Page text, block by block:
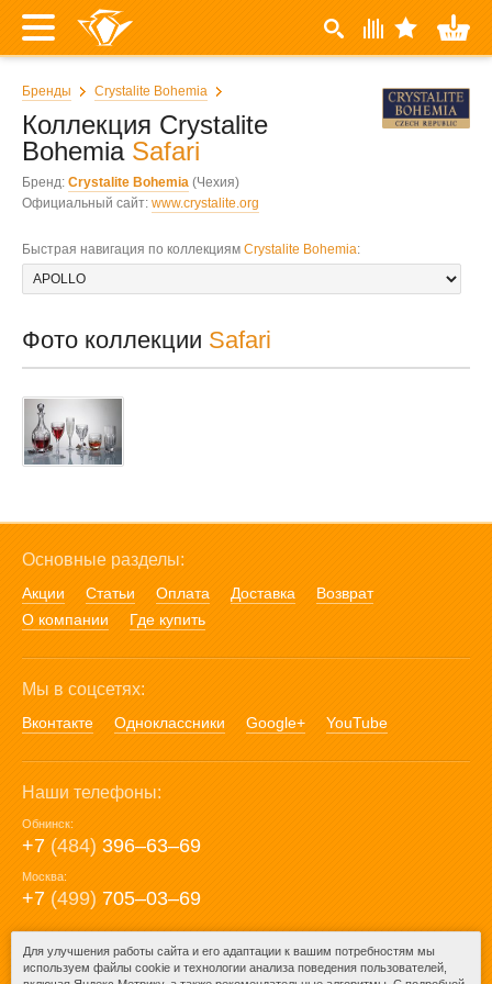
Бренды Crystalite Bohemia
Коллекция Crystalite
Bohemia Safari
Бренд: Crystalite Bohemia (Чехия)
Официальный сайт: www.crystalite.org
Быстрая навигация по коллекциям Crystalite Bohemia:
Фото коллекции Safari
Основные разделы:
Акции Статьи Оплата Доставка
Возврат
О компании
Где купить
Мы в соцсетях:
Вконтакте Одноклассники Google+ YouTube
Наши телефоны:
Обнинск:
+7 (484) 396‒63‒69
Москва:
+7 (499) 705‒03‒69
E-mail:
mail@posuda40.ru
Для улучшения работы сайта и его адаптации к вашим потребностям мы
используем файлы cookie и технологии анализа поведения пользователей,